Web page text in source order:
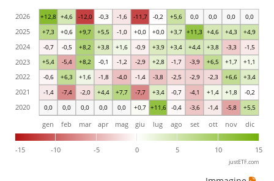
0,0 0,0 0,0 0,0 0,0 +0,7 +11,6 -0,4 -3,6 -1,4 -5,8 +5,5
-1,4 -7,4 -2,0 +4,4 +7,7 -7,7 +3,4 -0,7 -4,1 +1,4 +1,8 -0,2
-0,6 +6,3 +1,6 -1,8 -4,0 -1,4 -3,8 -2,5 -2,9 -2,3 +6,6 +3,4
+5,4 -5,4 +8,2 -0,1 -1,2 -2,9 +2,8 -1,7 -3,9 +6,5 +1,7 +1,1
-0,7 -0,5 +8,2 +3,8 +1,6 -0,9 +3,9 +3,4 +4,4 +3,8 -3,3 -1,5
+7,3 +0,6 +9,7 +5,5 -1,0 +0,0 +0,0 +3,7 +11,3 +4,6 +4,3 +4,9
+12,8 +4,6 -12,0 -0,3 -1,6 -11,7 -0,2 +5,6 0,0 0,0 0,0 0,0
-15 -10 -5 0 5 10 15
gen feb mar apr mag giu lug ago set ott nov dic
2020
2021
2022
2023
2024
2025
2026
justETF.com